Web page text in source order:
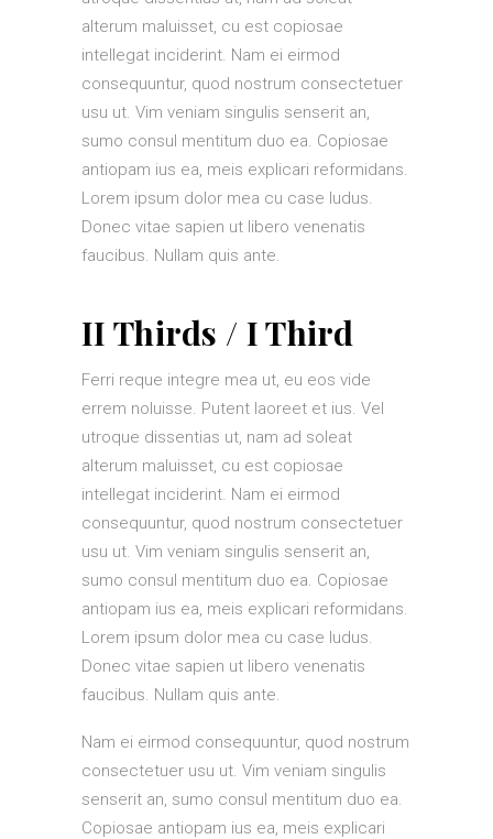
alterum maluisset, cu est copiosae
intellegat inciderint. Nam ei eirmod
consequuntur, quod nostrum consectetuer
usu ut. Vim veniam singulis senserit an,
sumo consul mentitum duo ea. Copiosae
antiopam ius ea, meis explicari reformidans.
Lorem ipsum dolor mea cu case ludus.
Donec vitae sapien ut libero venenatis
faucibus. Nullam quis ante.
II Thirds / I Third
Ferri reque integre mea ut, eu eos vide
errem noluisse. Putent laoreet et ius. Vel
utroque dissentias ut, nam ad soleat
alterum maluisset, cu est copiosae
intellegat inciderint. Nam ei eirmod
consequuntur, quod nostrum consectetuer
usu ut. Vim veniam singulis senserit an,
sumo consul mentitum duo ea. Copiosae
antiopam ius ea, meis explicari reformidans.
Lorem ipsum dolor mea cu case ludus.
Donec vitae sapien ut libero venenatis
faucibus. Nullam quis ante.
Nam ei eirmod consequuntur, quod nostrum
consectetuer usu ut. Vim veniam singulis
senserit an, sumo consul mentitum duo ea.
Copiosae antiopam ius ea, meis explicari